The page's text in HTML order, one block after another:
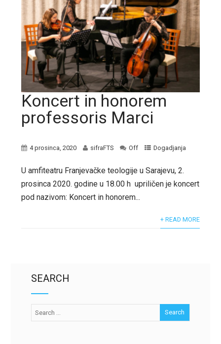
Koncert in honorem
professoris Marci
4 prosinca, 2020 sifraFTS Off Dogadjanja
U amfiteatru Franjevačke teologije u Sarajevu, 2.
prosinca 2020. godine u 18.00 h upriličen je koncert
pod nazivom: Koncert in honorem...
+ READ MORE
SEARCH